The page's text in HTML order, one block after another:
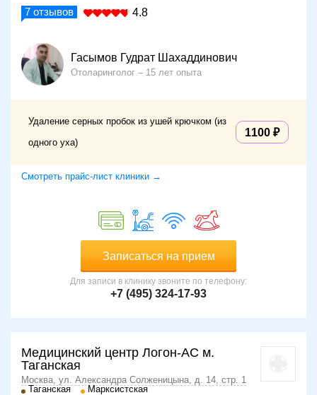
7 отзывов 4.8
Гасымов Гудрат Шахаддинович
Отоларинголог 15 лет опыта
Удаление серных пробок из ушей крючком (из
одного уха)
1100
Смотреть прайс-лист клиники →
Записаться на прием
Для записи в клинику звоните по телефону:
+7 (495) 324-17-93
Медицинский центр Логон-АС м.
Таганская
Москва, ул. Александра Солженицына, д. 14, стр. 1
Таганская
Марксистская